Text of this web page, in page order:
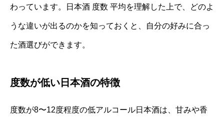
わっています。日本酒 度数 平均を理解した上で、どのよ
うな違いが出るのかを知っておくと、自分の好みに合っ
た酒選びができます。
度数が低い日本酒の特徴
度数が8〜12度程度の低アルコール日本酒は、甘みや香